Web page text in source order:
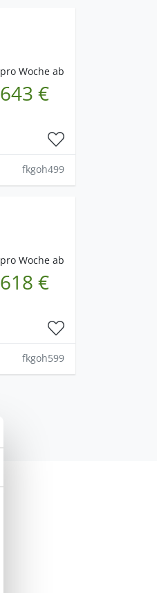
pro Woche ab
643 €
fkgoh499
pro Woche ab
618 €
fkgoh599